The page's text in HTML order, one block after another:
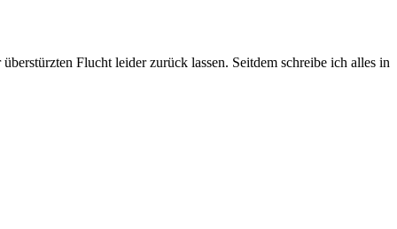
Flucht leider zurück lassen. Seitdem schreibe ich alles in